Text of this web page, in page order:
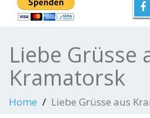
Liebe Grüsse
Kramatorsk
Home Liebe Grüsse aus